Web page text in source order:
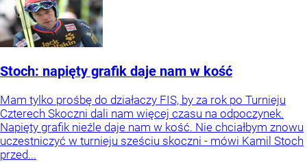
Stoch: napięty grafik daje nam w kość
Mam tylko prośbę do działaczy FIS, by za rok po Turnieju
Czterech Skoczni dali nam więcej czasu na odpoczynek.
Napięty grafik nieźle daje nam w kość. Nie chciałbym znowu
uczestniczyć w turnieju sześciu skoczni - mówi Kamil Stoch
przed...